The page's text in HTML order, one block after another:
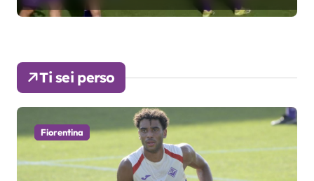
Ti sei perso
Fiorentina